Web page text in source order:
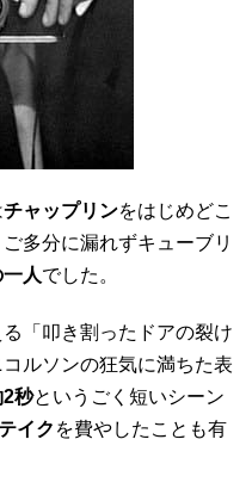
チャップリンをはじめどこ
多分に漏れずキューブリ
人でした。
「叩き割ったドアの裂け
ルソンの狂気に満ちた表
2秒というごく短いシーン
イク を費やしたことも有